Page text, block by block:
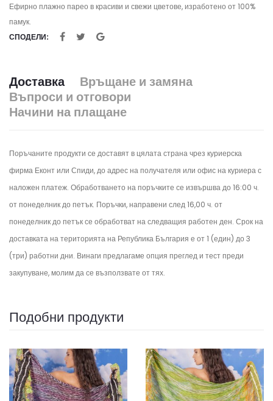
Ефирно плажно парео в красиви и свежи цветове, изработено от 100%
памук.
СПОДЕЛИ:
Доставка
Връщане и замяна
Въпроси и отговори
Начини на плащане
Поръчаните продукти се доставят в цялата страна чрез куриерска
фирма Еконт или Спиди, до адрес на получателя или офис на куриера с
наложен платеж. Обработването на поръчките се извършва до 16:00 ч.
от понеделник до петък. Поръчки, направени след 16,00 ч. от
понеделник до петък се обработват на следващия работен ден. Срок на
доставката на територията на Република България е от 1 (един) до 3
(три) работни дни. Винаги предлагаме опция преглед и тест преди
закупуване, молим да се възползвате от тях.
Подобни продукти